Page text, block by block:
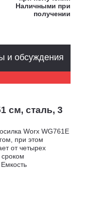
см, сталь, 3
Worx WG761E
при этом
от четырех
и обсуждения